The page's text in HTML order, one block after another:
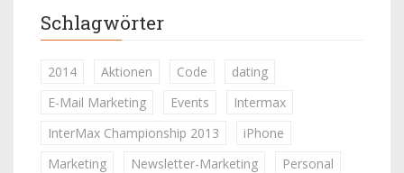
Schlagwörter
2014 Aktionen Code
dating
E-Mail Marketing
Events
Intermax
InterMax Championship 2013
iPhone
Marketing
Newsletter-Marketing
Personal